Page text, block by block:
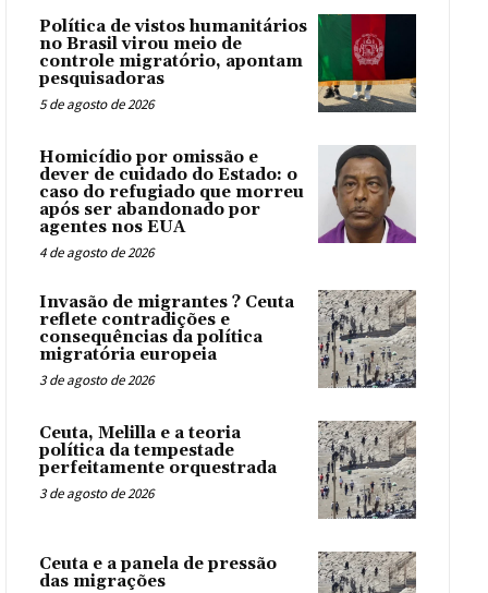
Política de vistos humanitários
no Brasil virou meio de
controle migratório, apontam
pesquisadoras
5 de agosto de 2026
Homicídio por omissão e
dever de cuidado do Estado: o
caso do refugiado que morreu
após ser abandonado por
agentes nos EUA
4 de agosto de 2026
Invasão de migrantes ? Ceuta
reflete contradições e
consequências da política
migratória europeia
3 de agosto de 2026
Ceuta, Melilla e a teoria
política da tempestade
perfeitamente orquestrada
3 de agosto de 2026
Ceuta e a panela de pressão
das migrações